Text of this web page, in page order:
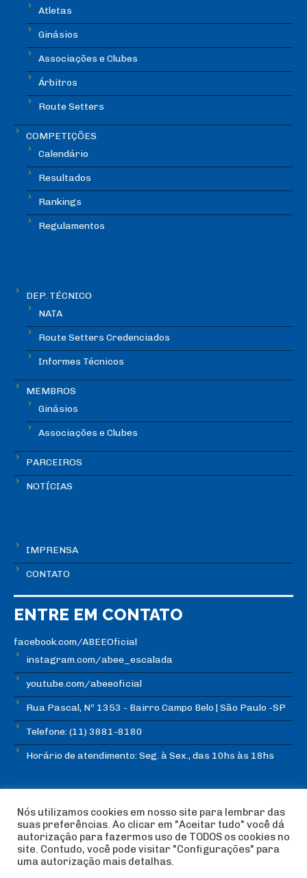
Atletas
Ginásios
Associações e Clubes
Árbitros
Route Setters
COMPETIÇÕES
Calendário
Resultados
Rankings
Regulamentos
DEP. TÉCNICO
NATA
Route Setters Credenciados
Informes Técnicos
MEMBROS
Ginásios
Associações e Clubes
PARCEIROS
NOTÍCIAS
IMPRENSA
CONTATO
ENTRE EM CONTATO
facebook.com/ABEEOficial
instagram.com/abee_escalada
youtube.com/abeeoficial
Rua Pascal, Nº 1353 - Bairro Campo Belo | São Paulo -SP
Telefone: (11) 3881-8180
Horário de atendimento: Seg. à Sex., das 10hs às 18hs
© Copyright ABEE | Associação Brasileira de Escalada
Esportiva 2018 | Design:
Imagética Design
Nós utilizamos cookies em nosso site para lembrar das
suas preferências. Ao clicar em "Aceitar tudo" você dá
autorização para fazermos uso de TODOS os cookies no
site. Contudo, você pode visitar "Configurações" para
uma autorização mais detalhas.